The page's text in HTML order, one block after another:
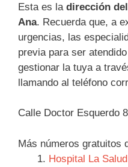
Esta es la dirección
Ana. Recuerda que, a
urgencias, las
previa para ser
gestionar la tuya a
llamando al teléfono
Calle Doctor Esquerdo
Más números gratuitos
Hospital La